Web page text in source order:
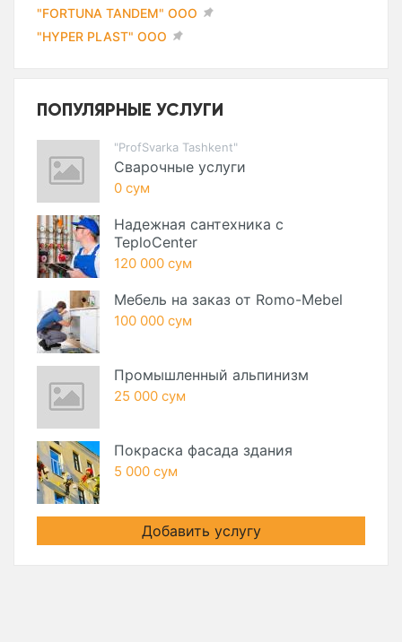
"FORTUNA TANDEM" ООО
"HYPER PLAST" ООО
ПОПУЛЯРНЫЕ УСЛУГИ
"ProfSvarka Tashkent"
Сварочные услуги
0 сум
Надежная сантехника с
TeploCenter
120 000 сум
Мебель на заказ от Romo-Mebel
100 000 сум
Промышленный альпинизм
25 000 сум
Покраска фасада здания
5 000 сум
Добавить услугу